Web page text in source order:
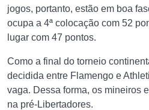
jogos, portanto, estão em boa
ocupa a 4ª colocação com 52
lugar com 47 pontos.
Como a final do torneio
decidida entre Flamengo e
vaga. Dessa forma, os mineiros
na pré-Libertadores.